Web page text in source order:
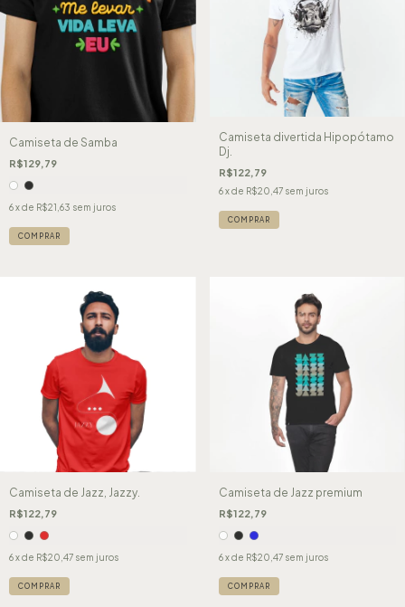
Camiseta de Samba
R$129,79
6x de R$21,63 sem juros
COMPRAR
Camiseta divertida Hipopótamo
Dj.
R$122,79
6 x de R$20,47 sem juros
COMPRAR
Camiseta de Jazz, Jazzy.
R$122,79
6x de R$20,47 sem juros
COMPRAR
Camiseta de Jazz premium
R$122,79
6 x de R$20,47 sem juros
COMPRAR